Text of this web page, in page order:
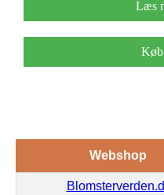
Læs
Webshop